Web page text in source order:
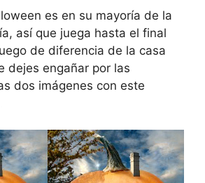
es en su mayoría de la
así que juega hasta el final
de diferencia de la casa
dejes engañar por las
dos imágenes con este